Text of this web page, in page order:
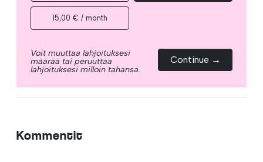
15,00 € / month
Voit muuttaa lahjoituksesi
määrää tai peruuttaa
lahjoituksesi milloin tahansa.
Continue →
Kommentit